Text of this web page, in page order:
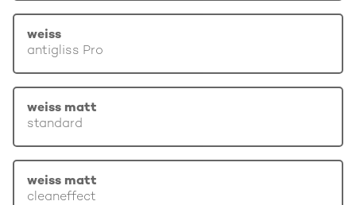
weiss
antigliss Pro
weiss matt
standard
weiss matt
cleaneffect